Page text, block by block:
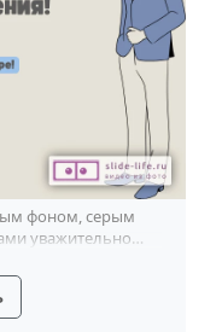
фоном, серым
уважительно